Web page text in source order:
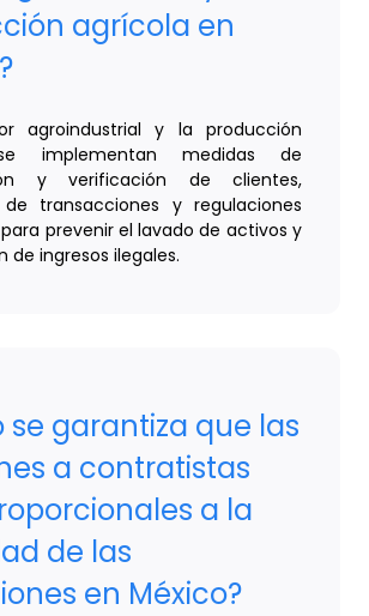
agrícola en
agroindustrial y la producción
implementan medidas de
y verificación de clientes,
de transacciones y regulaciones
prevenir el lavado de activos y
de ingresos ilegales.
se garantiza que las
a contratistas
a la
de las
en México?